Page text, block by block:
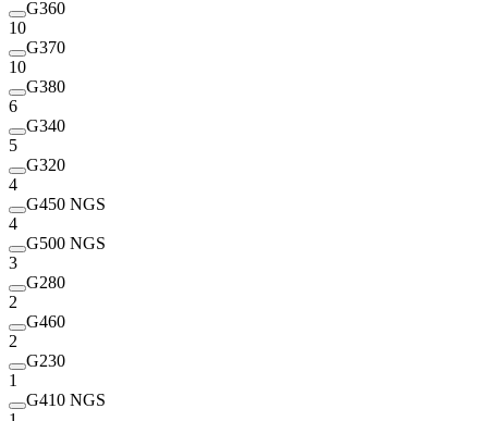
G360
10
G370
10
G380
6
G340
5
G320
4
G450 NGS
4
G500 NGS
3
G280
2
G460
2
G230
1
G410 NGS